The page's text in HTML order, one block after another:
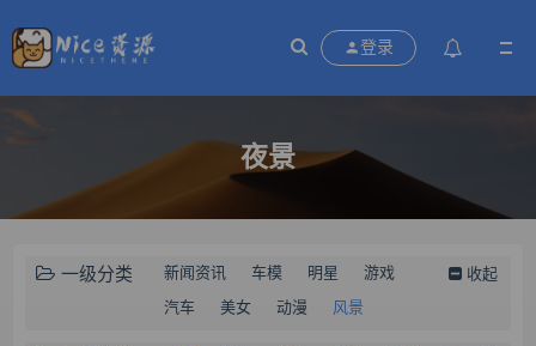
登录
夜景
一级分类 新闻资讯 车模 明星 游戏
汽车 美女 动漫 风景
收起